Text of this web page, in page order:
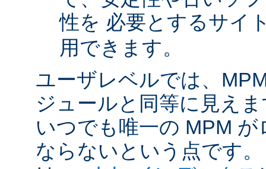
性を 必要とするサイ
用できます。
ユーザレベルでは、
ジュールと同等に見え
いつでも唯一の MPM
ならないという点です